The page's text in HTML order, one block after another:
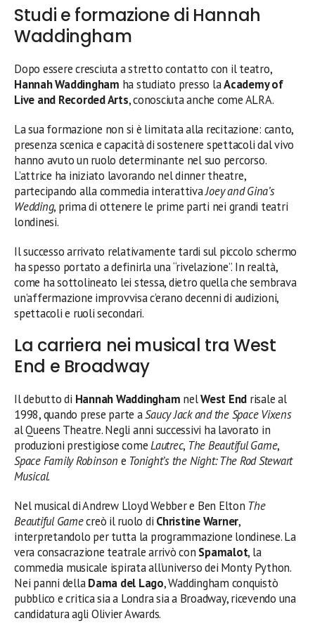
Studi e formazione di Hannah
Waddingham
Dopo essere cresciuta a stretto contatto con il teatro,
Hannah Waddingham ha studiato presso laAcademy of
Live and Recorded Arts, conosciuta anche come ALRA.
La sua formazione non si è limitata alla recitazione: canto,
presenza scenica e capacità di sostenere spettacoli dal vivo
hanno avuto un ruolo determinante nel suo percorso.
L’attrice ha iniziato lavorando nel dinner theatre,
partecipando alla commedia interattivaJoey and Gina’s
Wedding, prima di ottenere le prime parti nei grandi teatri
londinesi.
Il successo arrivato relativamente tardi sul piccolo schermo
ha spesso portato a definirla una “rivelazione”. In realtà,
come ha sottolineato lei stessa, dietro quella che sembrava
un’affermazione improvvisa c’erano decenni di audizioni,
spettacoli e ruoli secondari.
La carriera nei musical tra West
End e Broadway
Il debutto di Hannah Waddingham nelWest End risale al
1998, quando prese parte aSaucy Jack and the Space Vixens
al Queens Theatre. Negli anni successivi ha lavorato in
produzioni prestigiose comeLautrec, The Beautiful Game,
Space Family Robinson e Tonight’s the Night: The Rod Stewart
Musical.
Nel musical di Andrew Lloyd Webber e Ben Elton The
Beautiful Gamecreò il ruolo di Christine Warner,
interpretandolo per tutta la programmazione londinese. La
vera consacrazione teatrale arrivò con Spamalot, la
commedia musicale ispirata all’universo dei Monty Python.
Nei panni dellaDama del Lago, Waddingham conquistò
pubblico e critica sia a Londra sia a Broadway, ricevendo una
candidatura agli Olivier Awards.